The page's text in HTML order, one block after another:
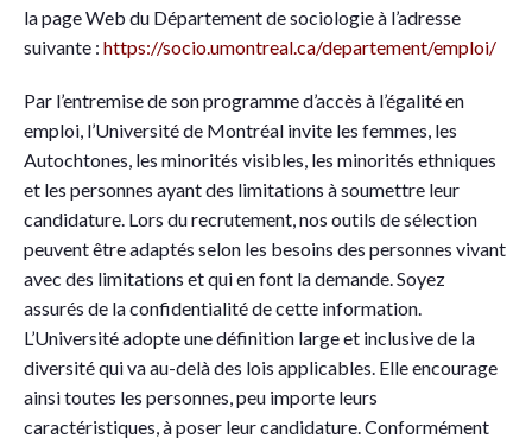
la page Web du Département de sociologie à l’adresse
suivante : https://socio.umontreal.ca/departement/emploi/
Par l’entremise de son programme d’accès à l’égalité en
emploi, l’Université de Montréal invite les femmes, les
Autochtones, les minorités visibles, les minorités ethniques
et les personnes ayant des limitations à soumettre leur
candidature. Lors du recrutement, nos outils de sélection
peuvent être adaptés selon les besoins des personnes vivant
avec des limitations et qui en font la demande. Soyez
assurés de la confidentialité de cette information.
L’Université adopte une définition large et inclusive de la
diversité qui va au-delà des lois applicables. Elle encourage
ainsi toutes les personnes, peu importe leurs
caractéristiques, à poser leur candidature. Conformément